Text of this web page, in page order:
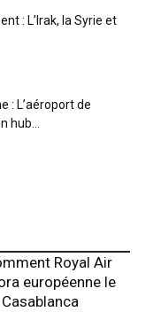
: L’Irak, la Syrie et
: L’aéroport de
hub...
Royal Air
européenne le